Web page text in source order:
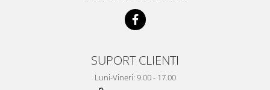
SUPORT CLIENTI
Luni-Vineri: 9.00 - 17.00